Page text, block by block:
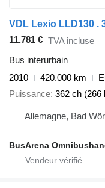
VDL Lexio LLD130 .
11.781 € TVA incluse
Bus interurbain
2010
420.000 km
Puissance 362 ch (266
Allemagne, Bad
BusArena